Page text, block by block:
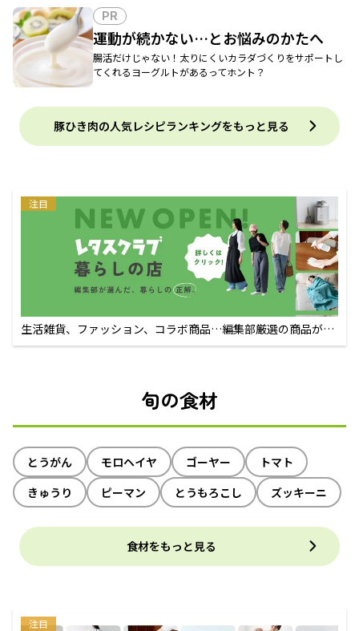
PR
運動が続かない…とお悩みのかたへ
腸活だけじゃない！太りにくいカラダづくりをサポートし
てくれるヨーグルトがあるってホント？
豚ひき肉の人気レシピランキングをもっと見る
注目
生活雑貨、ファッション、コラボ商品…編集部厳選の商品が買
えるECサイト
旬の食材
とうがん モロヘイヤ ゴーヤー
トマト
きゅうり
ピーマン とうもろこし ズッキーニ
食材をもっと見る
注目